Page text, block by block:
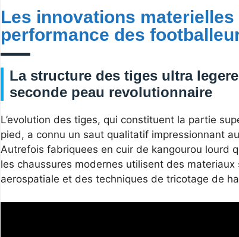
Les innovations
performance des
La structure des tiges ultra
seconde peau revolutionnaire
L’evolution des tiges, qui constituent la partie
pied, a connu un saut qualitatif impressionnant
Autrefois fabriquees en cuir de kangourou lourd
les chaussures modernes utilisent des
aerospatiale et des techniques de tricotage de